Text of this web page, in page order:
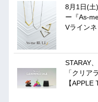
8月1日(土
ー『As-
Vライン
STARAY
「クリア
【APPLE